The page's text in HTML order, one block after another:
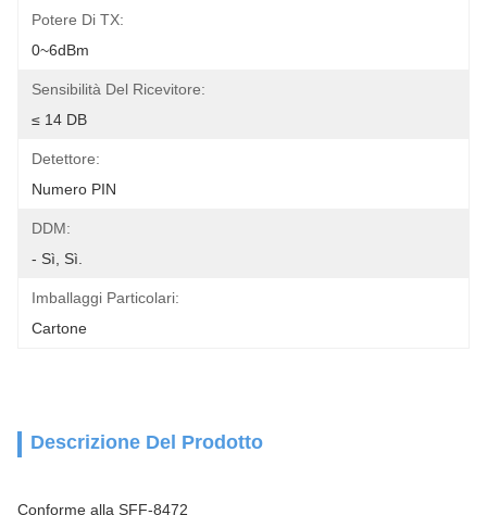
Potere Di TX:
0~6dBm
Sensibilità Del Ricevitore:
≤ 14 DB
Detettore:
Numero PIN
DDM:
- Sì, Sì.
Imballaggi Particolari:
Cartone
Descrizione Del Prodotto
Conforme alla SFF-8472